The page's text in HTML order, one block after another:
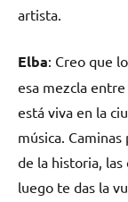
artista.
Elba: Creo que
esa mezcla
está viva en la
música.
de la historia, las
luego te das la